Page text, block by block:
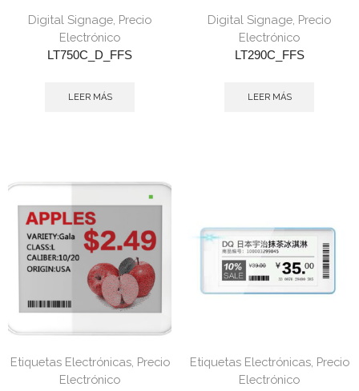
Digital Signage Precio
Electrónico
LT750C_D_FFS
LEER MÁS
Digital Signage Precio
Electrónico
LT290C_FFS
LEER MÁS
Etiquetas Electrónicas, Precio
Electrónico
Etiquetas Electrónicas, Precio
Electrónico